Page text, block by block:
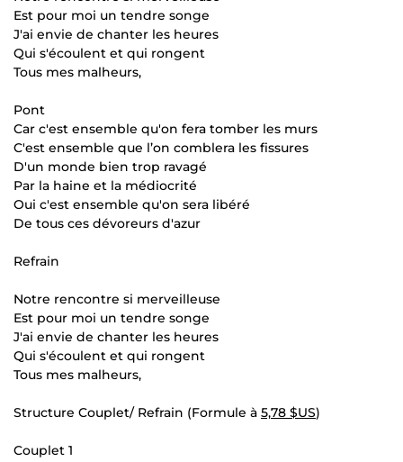
Est pour moi un tendre songe
J'ai envie de chanter les heures
Qui s'écoulent et qui rongent
Tous mes malheurs,
Pont
Car c'est ensemble qu'on fera tomber les murs
C'est ensemble que l’on comblera les fissures
D'un monde bien trop ravagé
Par la haine et la médiocrité
Oui c'est ensemble qu'on sera libéré
De tous ces dévoreurs d'azur
Refrain
Notre rencontre si merveilleuse
Est pour moi un tendre songe
J'ai envie de chanter les heures
Qui s'écoulent et qui rongent
Tous mes malheurs,
Structure Couplet/ Refrain (Formule à 5,78 $US)
Couplet 1